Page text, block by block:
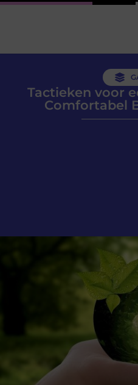
Tactieken voor
Comfortabel